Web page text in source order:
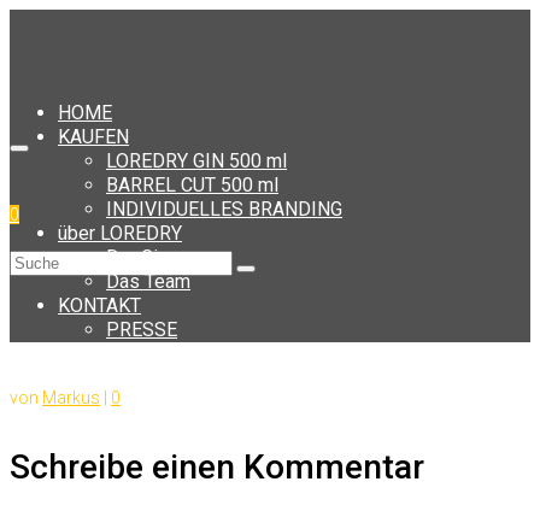
0
Suche
HOME
KAUFEN
LOREDRY GIN 500 ml
BARREL CUT 500 ml
INDIVIDUELLES BRANDING
über LOREDRY
Der Gin
Das Team
KONTAKT
PRESSE
von Markus 0
Schreibe einen Kommentar